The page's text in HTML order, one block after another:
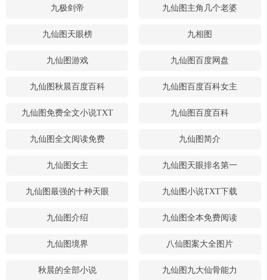
九极剑帝 九仙图主角几个老婆
九仙图天眼榜 九相图
九仙图游戏 九仙图百度网盘
九仙图秋晨百度百科 九仙图百度百科女主
九仙图免费全文小说TXT 九仙图百度百科
九仙图全文阅读免费 九仙图简介
九仙图女主 九仙图天眼排名第一
九仙图最强的十种天眼 九仙图小说TXT下载
九仙图介绍 九仙图全本免费阅读
九仙图境界 八仙图案大全图片
秋晨的全部小说 九仙图九大仙骨能力